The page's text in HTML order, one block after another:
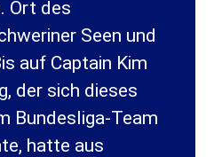
Ort des
Seen und
auf Captain Kim
der sich dieses
Bundesliga-Team
hatte aus